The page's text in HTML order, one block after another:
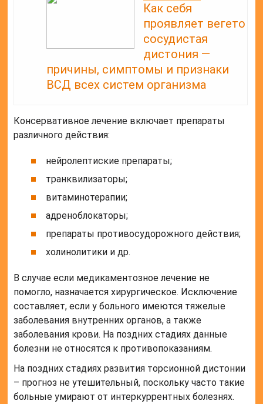
Как себя
проявляет вегето
сосудистая
дистония —
причины, симптомы и признаки
ВСД всех систем организма
Консервативное лечение включает препараты
различного действия:
нейролептиские препараты;
транквилизаторы;
витаминотерапии;
адреноблокаторы;
препараты противосудорожного действия;
холинолитики и др.
В случае если медикаментозное лечение не
помогло, назначается хирургическое. Исключение
составляет, если у больного имеются тяжелые
заболевания внутренних органов, а также
заболевания крови. На поздних стадиях данные
болезни не относятся к противопоказаниям.
На поздних стадиях развития торсионной дистонии
– прогноз не утешительный, поскольку часто такие
больные умирают от интеркуррентных болезнях.